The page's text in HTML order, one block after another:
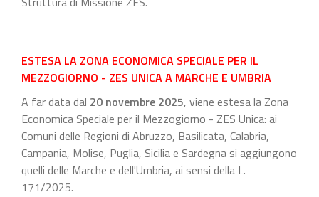
ESTESA LA ZONA ECONOMICA SPECIALE PER IL
MEZZOGIORNO - ZES UNICA A MARCHE E UMBRIA
A far data dal 20 novembre 2025, viene estesa la Zona
Economica Speciale per il Mezzogiorno - ZES Unica: ai
Comuni delle Regioni di Abruzzo, Basilicata, Calabria,
Campania, Molise, Puglia, Sicilia e Sardegna si aggiungono
quelli delle Marche e dell'Umbria, ai sensi della L.
171/2025.